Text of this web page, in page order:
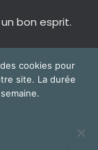
bon esprit.
cookies pour
site. La durée